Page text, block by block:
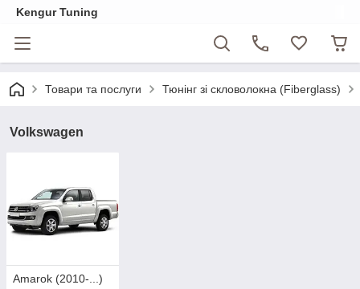
Kengur Tuning
Товари та послуги Тюнінг зі скловолокна (Fiberglass)
Volkswagen
Amarok (2010-...)